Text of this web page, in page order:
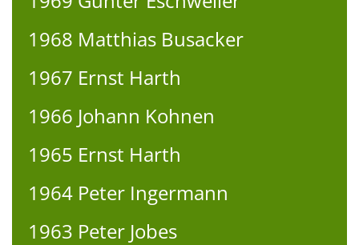
1968 Matthias Busacker
1967 Ernst Harth
1966 Johann Kohnen
1965 Ernst Harth
1964 Peter Ingermann
1963 Peter Jobes